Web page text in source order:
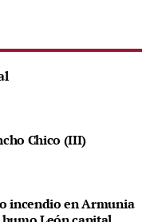
Chico (III)
incendio en Armunia